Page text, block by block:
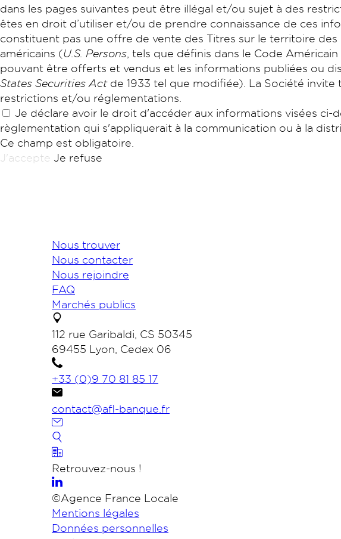
dans les pages suivantes peut être illégal et/ou sujet à des
êtes en droit d’utiliser et/ou de prendre connaissance de ces
constituent pas une offre de vente des Titres sur le territoire
américains (U.S. Persons , tels que définis dans le Code
pouvant être offerts et vendus et les informations publiées ou
States Securities Actde 1933 tel que modifiée). La Société invite
restrictions et/ou réglementations.
Je déclare avoir le droit d'accéder aux informations visées
règlementation qui s'appliquerait à la communication ou à la
Ce champ est obligatoire.
J'accepte Je refuse
Nous trouver
Nous contacter
Nous rejoindre
FAQ
Marchés publics
112 rue Garibaldi, CS 50345
69455 Lyon, Cedex 06
+33 (0)9 70 81 85 17
contact@afl-banque.fr
Retrouvez-nous !
©Agence France Locale
Mentions légales
Données personnelles